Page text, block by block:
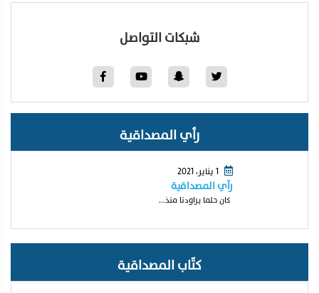
شبكات التواصل
رأي المصداقية
1 يناير، 2021
رآي المصداقية
كان حلما يراودنا منذ...
كتّاب المصداقية